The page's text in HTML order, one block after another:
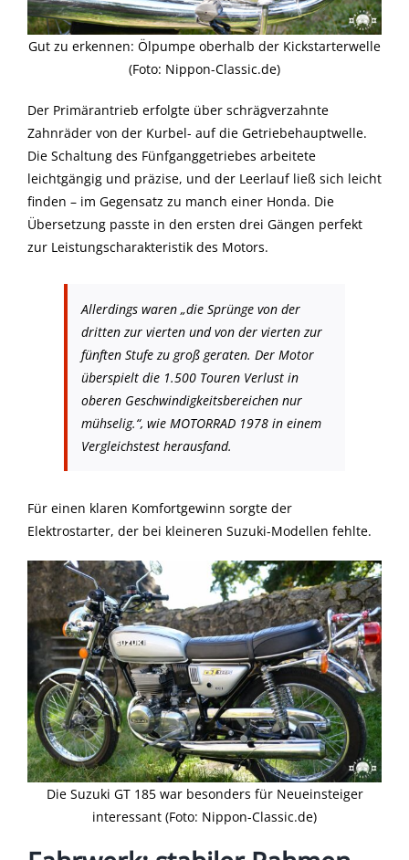
Gut zu erkennen: Ölpumpe oberhalb der Kickstarterwelle
(Foto: Nippon-Classic.de)
Der Primärantrieb erfolgte über schrägverzahnte
Zahnräder von der Kurbel- auf die Getriebehauptwelle.
Die Schaltung des Fünfganggetriebes arbeitete
leichtgängig und präzise, und der Leerlauf ließ sich leicht
finden – im Gegensatz zu manch einer Honda. Die
Übersetzung passte in den ersten drei Gängen perfekt
zur Leistungscharakteristik des Motors.
Allerdings waren „die Sprünge von der
dritten zur vierten und von der vierten zur
fünften Stufe zu groß geraten. Der Motor
überspielt die 1.500 Touren Verlust in
oberen Geschwindigkeitsbereichen nur
mühselig.“, wie MOTORRAD 1978 in einem
Vergleichstest herausfand.
Für einen klaren Komfortgewinn sorgte der
Elektrostarter, der bei kleineren Suzuki-Modellen fehlte.
Die Suzuki GT 185 war besonders für Neueinsteiger
interessant (Foto: Nippon-Classic.de)